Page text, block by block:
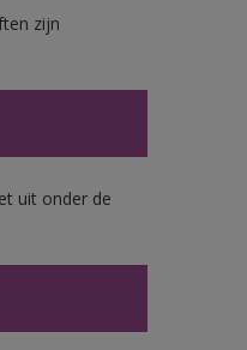
zijn
uit onder de